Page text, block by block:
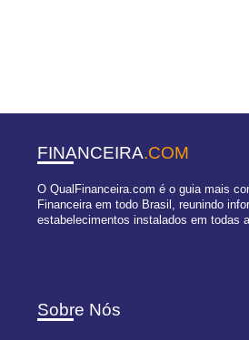
FINANCEIRA.COM
O QualFinanceira.com é o guia mais
Financeira em todo Brasil, reunindo
estabelecimentos instalados em todas
Sobre Nós